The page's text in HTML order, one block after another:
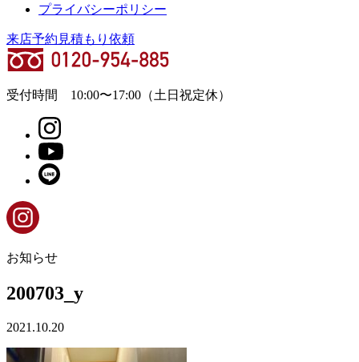
プライバシーポリシー
来店予約 見積もり依頼
受付時間 10:00〜17:00 （土日祝定休）
お知らせ
200703_y
2021.10.20